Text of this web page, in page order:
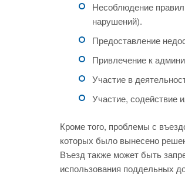
Несоблюдение
нарушений).
Предоставление
Привлечение к
Участие в
Участие, содействие
Кроме того, проблемы с
которых было вынесено
Въезд также может быть
использования поддельных